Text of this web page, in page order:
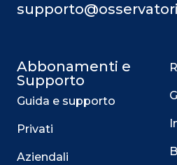
Abbonamenti e
Supporto
Guida e supporto
Privati
Aziendali